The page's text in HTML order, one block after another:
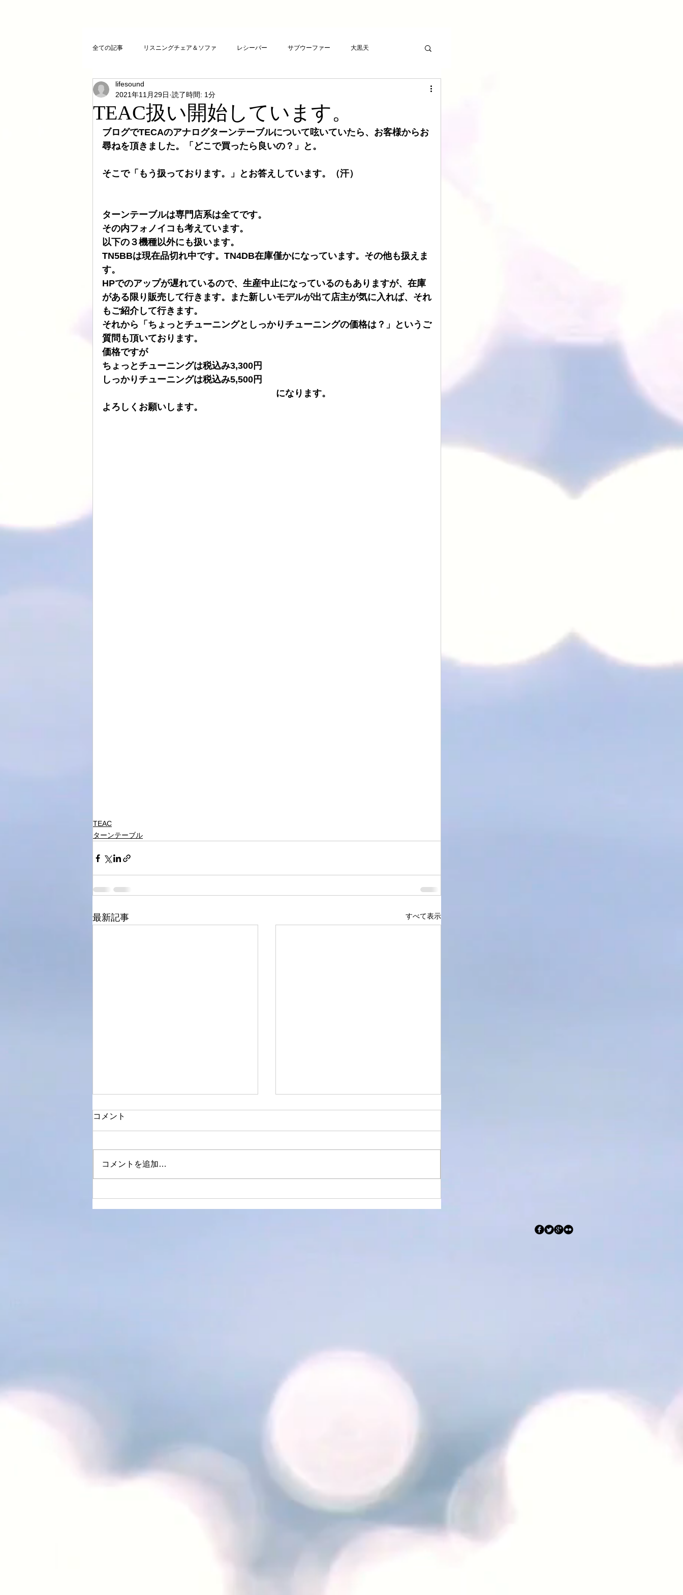
全ての記事 リスニングチェア＆ソファ レシーバー サブウーファー 大黒天
クリスタルチューニング
DAコンバーター CDトランスポート アンプ ライフサンドチューニング
お気に入りCD FAZIOLI 電磁波バスター 新素材チューニング
cosmicチューニング お客様のご感想 LSエボニーパッド
ト音 スピーカーケーブル CHORD SIMAUDIO ATOLL DSD
HDDプレヤー
TEAC扱い開始しています。
lifesound
2021年11月29日 読了時間: 1分
ブログでTECAのアナログターンテーブルについて呟いていたら、お客様からお
尋ねを頂きました。「どこで買ったら良いの？」と。
そこで「もう扱っております。」とお答えしています。（汗）
ターンテーブルは専門店系は全てです。
その内フォノイコも考えています。
以下の３機種以外にも扱います。
TN5BBは現在品切れ中です。TN4DB在庫僅かになっています。その他も扱えま
す。
HPでのアップが遅れているので、生産中止になっているのもありますが、在庫
がある限り販売して行きます。また新しいモデルが出て店主が気に入れば、それ
もご紹介して行きます。
それから「ちょっとチューニングとしっかりチューニングの価格は？」というご
質問も頂いております。
価格ですが
ちょっとチューニングは税込み3,300円
しっかりチューニングは税込み5,500円
になります。
よろしくお願いします。
TEAC
ターンテーブル
最新記事 すべて表示
PE-５０５も第７段階へ
コメント
コメントを追加…